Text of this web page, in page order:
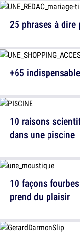
25 phrases à dire
10 raisons
dans une piscine
+65
10 façons
prend du plaisir